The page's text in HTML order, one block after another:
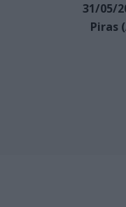
31/05/
Piras